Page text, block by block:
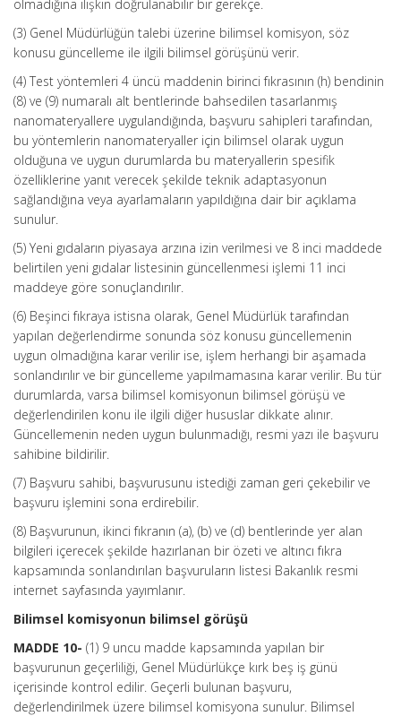
olmadığına ilişkin doğrulanabilir bir gerekçe.
(3) Genel Müdürlüğün talebi üzerine bilimsel komisyon, söz
konusu güncelleme ile ilgili bilimsel görüşünü verir.
(4) Test yöntemleri 4 üncü maddenin birinci fıkrasının (h) bendinin
(8) ve (9) numaralı alt bentlerinde bahsedilen tasarlanmış
nanomateryallere uygulandığında, başvuru sahipleri tarafından,
bu yöntemlerin nanomateryaller için bilimsel olarak uygun
olduğuna ve uygun durumlarda bu materyallerin spesifik
özelliklerine yanıt verecek şekilde teknik adaptasyonun
sağlandığına veya ayarlamaların yapıldığına dair bir açıklama
sunulur.
(5) Yeni gıdaların piyasaya arzına izin verilmesi ve 8 inci maddede
belirtilen yeni gıdalar listesinin güncellenmesi işlemi 11 inci
maddeye göre sonuçlandırılır.
(6) Beşinci fıkraya istisna olarak, Genel Müdürlük tarafından
yapılan değerlendirme sonunda söz konusu güncellemenin
uygun olmadığına karar verilir ise, işlem herhangi bir aşamada
sonlandırılır ve bir güncelleme yapılmamasına karar verilir. Bu tür
durumlarda, varsa bilimsel komisyonun bilimsel görüşü ve
değerlendirilen konu ile ilgili diğer hususlar dikkate alınır.
Güncellemenin neden uygun bulunmadığı, resmi yazı ile başvuru
sahibine bildirilir.
(7) Başvuru sahibi, başvurusunu istediği zaman geri çekebilir ve
başvuru işlemini sona erdirebilir.
(8) Başvurunun, ikinci fıkranın (a), (b) ve (d) bentlerinde yer alan
bilgileri içerecek şekilde hazırlanan bir özeti ve altıncı fıkra
kapsamında sonlandırılan başvuruların listesi Bakanlık resmi
internet sayfasında yayımlanır.
Bilimsel komisyonun bilimsel görüşü
MADDE 10- (1) 9 uncu madde kapsamında yapılan bir
başvurunun geçerliliği, Genel Müdürlükçe kırk beş iş günü
içerisinde kontrol edilir. Geçerli bulunan başvuru,
değerlendirilmek üzere bilimsel komisyona sunulur. Bilimsel